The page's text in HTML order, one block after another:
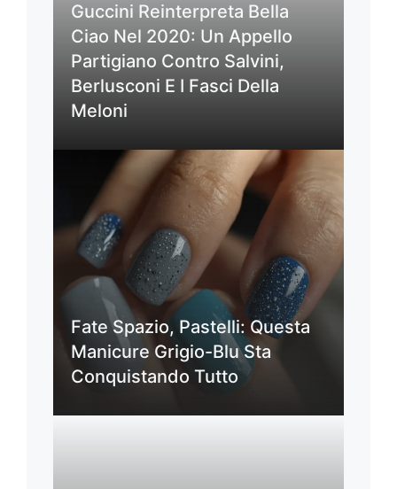
Guccini Reinterpreta Bella
Ciao Nel 2020: Un Appello
Partigiano Contro Salvini,
Berlusconi E I Fasci Della
Meloni
Fate Spazio, Pastelli: Questa
Manicure Grigio-Blu Sta
Conquistando Tutto